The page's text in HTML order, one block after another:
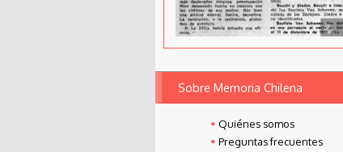
Sobre Memoria Chilena
Quiénes somos
Preguntas frecuentes